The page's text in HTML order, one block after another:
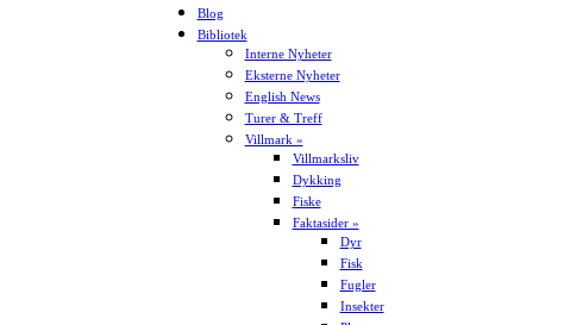
Blog
Bibliotek
Interne Nyheter
Eksterne Nyheter
English News
Turer & Treff
Villmark »
Villmarksliv
Dykking
Fiske
Faktasider »
Dyr
Fisk
Fugler
Insekter